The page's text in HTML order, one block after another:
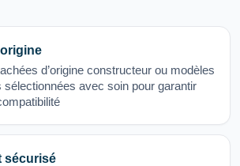
d’origine constructeur ou modèles
sélectionnées avec soin pour garantir
sécurisé